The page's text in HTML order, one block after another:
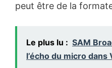
peut être de la
Le plus lu : SAM
l’écho du micro dans